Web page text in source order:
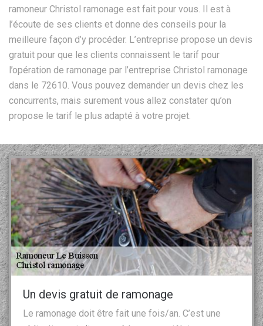
ramoneur Christol ramonage est fait pour vous. Il est à
l’écoute de ses clients et donne des conseils pour la
meilleure façon d’y procéder. L’entreprise propose un devis
gratuit pour que les clients connaissent le tarif pour
l’opération de ramonage par l’entreprise Christol ramonage
dans le 72610. Vous pouvez demander un devis chez les
concurrents, mais surement vous allez constater qu’on
propose le tarif le plus adapté à votre projet.
Un devis gratuit de ramonage
Le ramonage doit être fait une fois/an. C’est une